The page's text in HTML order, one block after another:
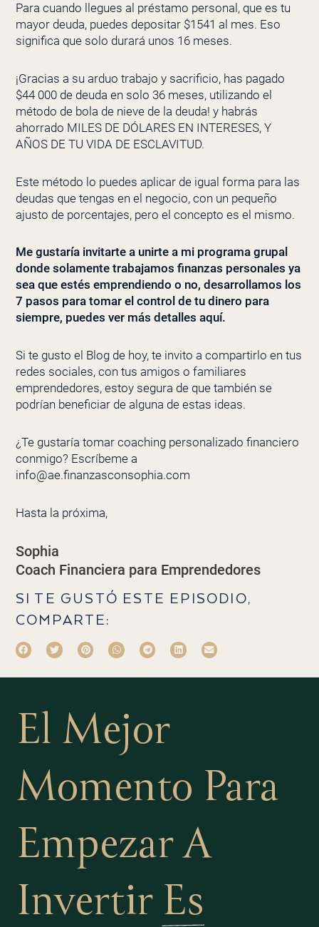
Para cuando llegues al préstamo personal, que es tu
mayor deuda, puedes depositar $1541 al mes. Eso
significa que solo durará unos 16 meses.
¡Gracias a su arduo trabajo y sacrificio, has pagado
$44 000 de deuda en solo 36 meses, utilizando el
método de bola de nieve de la deuda! y habrás
ahorrado MILES DE DÓLARES EN INTERESES, Y
AÑOS DE TU VIDA DE ESCLAVITUD.
Este método lo puedes aplicar de igual forma para las
deudas que tengas en el negocio, con un pequeño
ajusto de porcentajes, pero el concepto es el mismo.
Me gustaría invitarte a unirte a mi programa grupal
donde solamente trabajamos finanzas personales ya
sea que estés emprendiendo o no, desarrollamos los
7 pasos para tomar el control de tu dinero para
siempre, puedes ver más detalles aquí.
Si te gusto el Blog de hoy, te invito a compartirlo en tus
redes sociales, con tus amigos o familiares
emprendedores, estoy segura de que también se
podrían beneficiar de alguna de estas ideas.
¿Te gustaría tomar coaching personalizado financiero
conmigo? Escríbeme a
info@ae.finanzasconsophia.com
Hasta la próxima,
Sophia
Coach Financiera para Emprendedores
SI TE GUSTÓ ESTE EPISODIO,
COMPARTE:
El Mejor
Momento Para
Empezar A
Invertir Es